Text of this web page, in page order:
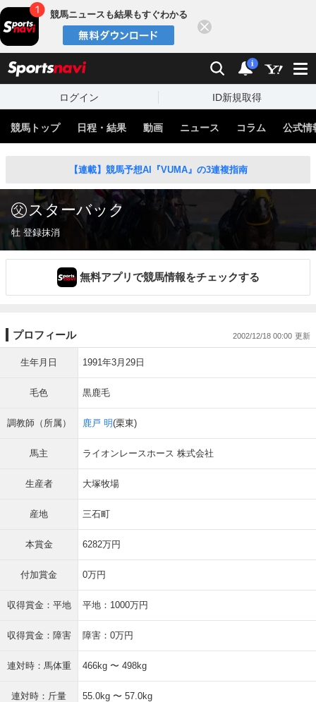
競馬ニュースも結果もすぐわかる
検索 通知
i
ログイン ID新規取得
競馬トップ 日程・結果 動画 ニュース コラム 公式情
【連載】競馬予想AI『VUMA』の3連複指南
スターバック
牡 登録抹消
無料アプリで競馬情報をチェックする
プロフィール 2002/12/18 00:00
生年月日 1991年3月29日
毛色 黒鹿毛
調教師（所属） 鹿戸 明(栗東)
馬主 ライオンレースホース 株式会社
生産者 大塚牧場
産地 三石町
本賞金 6282万円
付加賞金 0万円
収得賞金：平地 平地：1000万円
収得賞金：障害 障害：0万円
連対時：馬体重 466kg 〜 498kg
連対時：斤量 55.0kg 〜 57.0kg